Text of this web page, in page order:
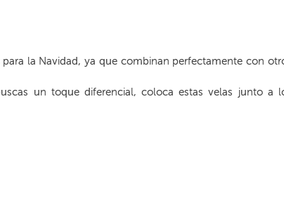
la Navidad, ya que combinan perfectamente con
un toque diferencial, coloca estas velas junto a